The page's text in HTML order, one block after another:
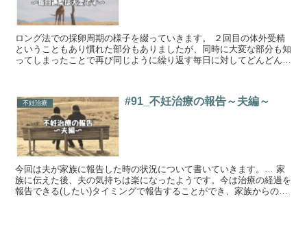
ロング法での採卵周期の様子を綴っていきます。 ２回目の体外受精
ということもあり慣れた部分もありましたが、同時に大変な部分も知
ってしまったことで再び同じように繰り返す毎日に対してどんどん気
不妊治療 #91_不妊治療の報告～夫編～
今回は夫が家族に報告した時の状況について書いていきます。… 家
族に伝えた後、夫の気持ちは楽になったようです。今は治療の経過を
報告できる(したい)タイミングで報告することができ、家族からのプ